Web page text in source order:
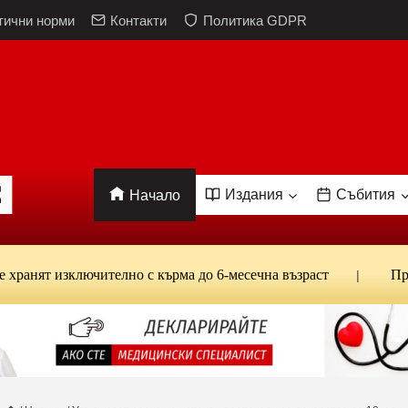
норми Контакти Политика GDPR
Начало Издания Събития
с кърма до 6-месечна възраст Проф.